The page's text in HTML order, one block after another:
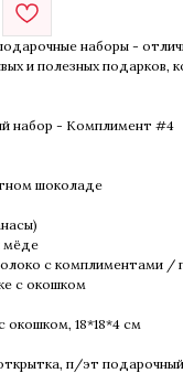
наборы -
и полезных подарков,
набор - Комплимент #4
шоколаде
мёде
с комплиментами /
с окошком
окошком, 18*18*4 см
п/эт